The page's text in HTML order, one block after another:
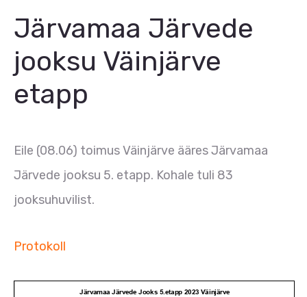
Järvamaa Järvede
jooksu Väinjärve
etapp
Eile (08.06) toimus Väinjärve ääres Järvamaa
Järvede jooksu 5. etapp. Kohale tuli 83
jooksuhuvilist.
Protokoll